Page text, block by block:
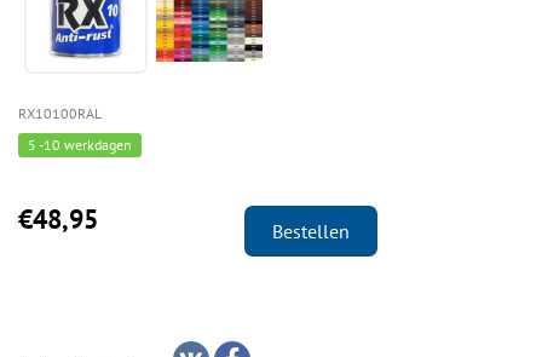
RX10100RAL
5 -10 werkdagen
€48,95 Bestellen